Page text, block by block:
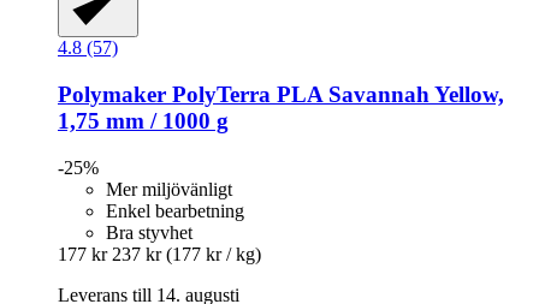
4.8 (57)
Polymaker PolyTerra PLA Savannah Yellow,
1,75 mm / 1000 g
-25%
Mer miljövänligt
Enkel bearbetning
Bra styvhet
177 kr 237 kr (177 kr / kg)
Leverans till 14. augusti